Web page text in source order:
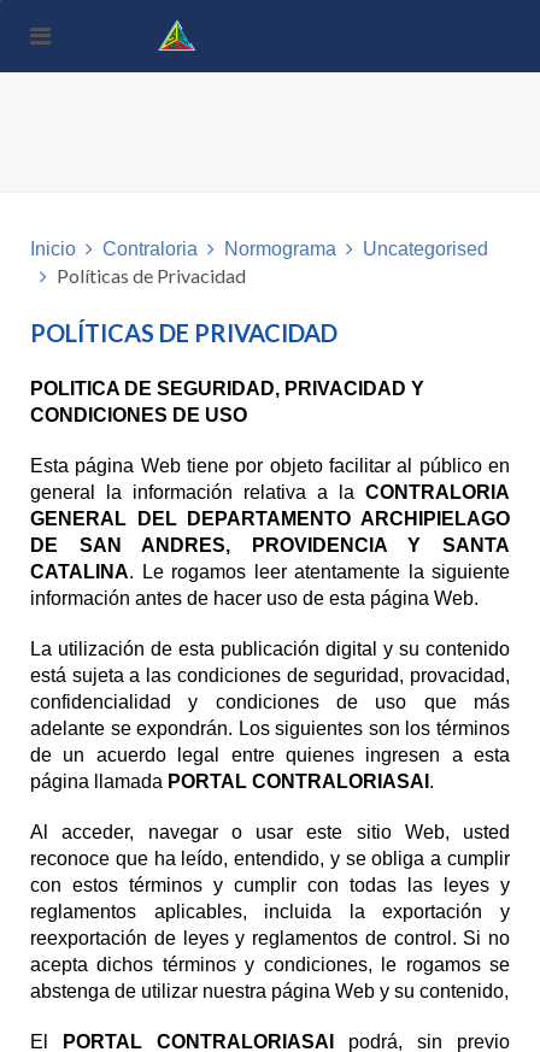
este
Inicio Contraloria Normograma Uncategorised
Políticas de Privacidad
POLÍTICAS DE PRIVACIDAD
POLITICA DE SEGURIDAD, PRIVACIDAD Y
CONDICIONES DE USO
Esta página Web tiene por objeto facilitar al público en
general la información relativa a la CONTRALORIA
GENERAL DEL DEPARTAMENTO ARCHIPIELAGO
DE SAN ANDRES, PROVIDENCIA Y SANTA
CATALINA. Le rogamos leer atentamente la siguiente
información antes de hacer uso de esta página Web.
La utilización de esta publicación digital y su contenido
está sujeta a las condiciones de seguridad, provacidad,
confidencialidad y condiciones de uso que más
adelante se expondrán. Los siguientes son los términos
de un acuerdo legal entre quienes ingresen a esta
página llamada PORTAL CONTRALORIASAI .
Al acceder, navegar o usar este sitio Web, usted
reconoce que ha leído, entendido, y se obliga a cumplir
con estos términos y cumplir con todas las leyes y
reglamentos aplicables, incluida la exportación y
reexportación de leyes y reglamentos de control. Si no
acepta dichos términos y condiciones, le rogamos se
abstenga de utilizar nuestra página Web y su contenido,
El PORTAL CONTRALORIASAI podrá, sin previo